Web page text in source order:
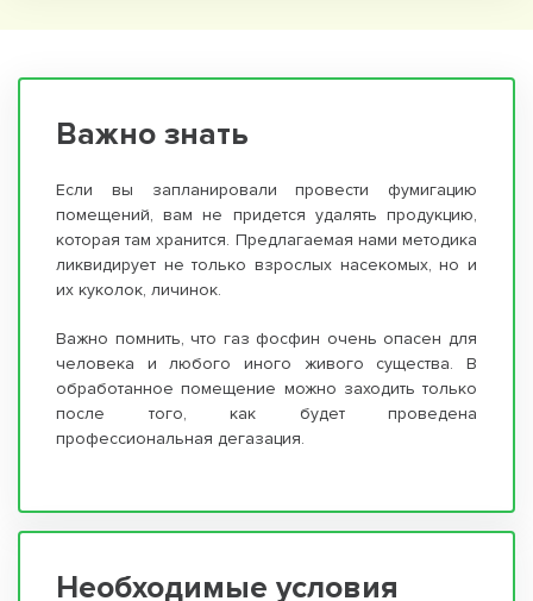
Важно знать
Если вы запланировали провести фумигацию
помещений, вам не придется удалять продукцию,
которая там хранится. Предлагаемая нами методика
ликвидирует не только взрослых насекомых, но и
их куколок, личинок.
Важно помнить, что газ фосфин очень опасен для
человека и любого иного живого существа. В
обработанное помещение можно заходить только
после того, как будет проведена
профессиональная дегазация.
Необходимые условия